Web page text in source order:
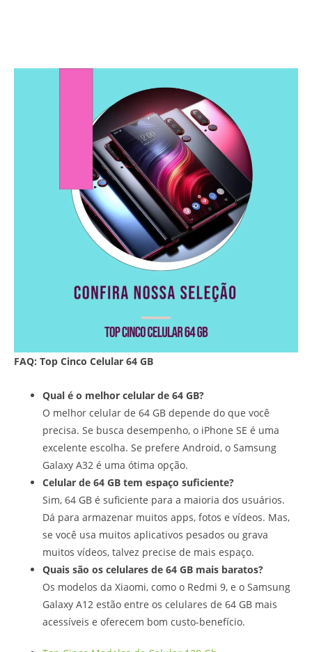
FAQ: Top Cinco Celular 64 GB
Qual é o melhor celular de 64 GB?
O melhor celular de 64 GB depende do que você
precisa. Se busca desempenho, o iPhone SE é uma
excelente escolha. Se prefere Android, o Samsung
Galaxy A32 é uma ótima opção.
Celular de 64 GB tem espaço suficiente?
Sim, 64 GB é suficiente para a maioria dos usuários.
Dá para armazenar muitos apps, fotos e vídeos. Mas,
se você usa muitos aplicativos pesados ou grava
muitos vídeos, talvez precise de mais espaço.
Quais são os celulares de 64 GB mais baratos?
Os modelos da Xiaomi, como o Redmi 9, e o Samsung
Galaxy A12 estão entre os celulares de 64 GB mais
acessíveis e oferecem bom custo-benefício.